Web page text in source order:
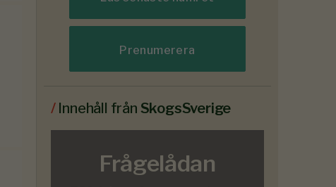
Prenumerera
/ Innehåll från SkogsSverige
Frågelådan